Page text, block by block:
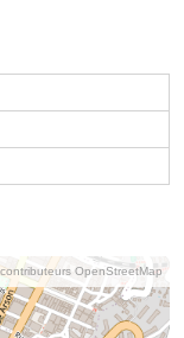
OpenStreetMap